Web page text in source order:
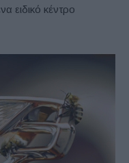
ειδικό κέντρο